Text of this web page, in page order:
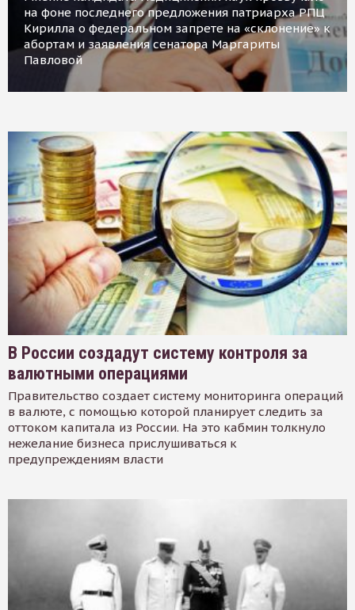
на фоне последнего предложения патриарха РПЦ
Кирилла о федеральном запрете на «склонение» к
абортам и заявления сенатора Маргариты
Павловой
В России создадут систему контроля за
валютными операциями
Правительство создает систему мониторинга операций
в валюте, с помощью которой планирует следить за
оттоком капитала из России. На это кабмин толкнуло
нежелание бизнеса прислушиваться к
предупреждениям власти